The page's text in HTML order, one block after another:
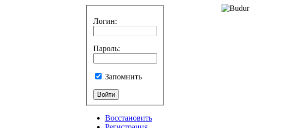
Логин:
Пароль:
Запомнить
Восстановить